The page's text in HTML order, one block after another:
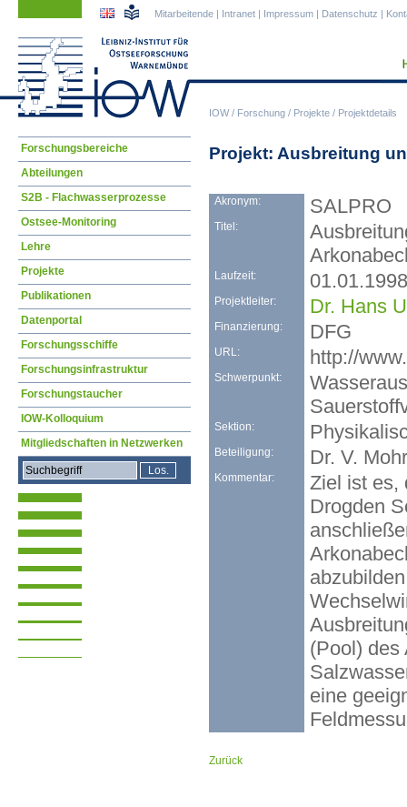
IOW/ Forschung / Projekte / Projektdetails
Mitarbeitende | Intranet | Impressum | Datenschutz |
Projekt: Ausbreitung
Akronym: SALPRO
Titel:
Laufzeit:
Projektleiter: Dr. Hans
Finanzierung: DFG
URL: http://
Schwerpunkt:
Sektion:
Beteiligung: Dr. V.
Kommentar:
Ziel ist es,
Drogden
(Pool) des
eine
Zurück
Navigation
überspringen
Forschungsbereiche
Abteilungen
S2B - Flachwasserprozesse
Ostsee-Monitoring
Lehre
Projekte
Publikationen
Datenportal
Forschungsschiffe
Forschungsinfrastruktur
Forschungstaucher
IOW-Kolloquium
Mitgliedschaften in Netzwerken